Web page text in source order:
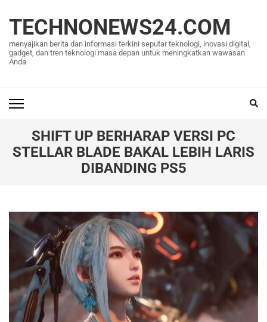
konten
(Tekan
Enter)
TECHNONEWS24.COM
menyajikan berita dan informasi terkini seputar teknologi, inovasi digital,
gadget, dan tren teknologi masa depan untuk meningkatkan wawasan
Anda
SHIFT UP BERHARAP VERSI PC
STELLAR BLADE BAKAL LEBIH LARIS
DIBANDING PS5